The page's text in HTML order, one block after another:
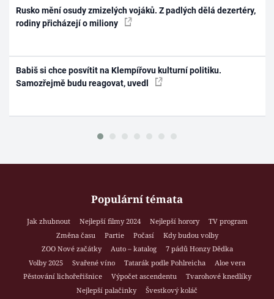
Rusko mění osudy zmizelých vojáků. Z padlých dělá dezertéry,
rodiny přicházejí o miliony
Babiš si chce posvítit na Klempířovu kulturní politiku.
Samozřejmě budu reagovat, uvedl
Populární témata
Jak zhubnout Nejlepší filmy 2024 Nejlepší horory
TV program
Změna času
Partie Počasí
Kdy budou volby
ZOO Nové začátky
Auto – katalog
7 pádů Honzy Dědka
Volby 2025
Svařené víno Tatarák podle Pohlreicha
Aloe vera
Pěstování lichořeřišnice
Výpočet ascendentu
Tvarohové knedlíky
Nejlepší palačinky
Švestkový koláč